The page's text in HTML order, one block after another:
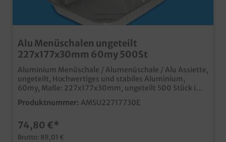
Alu Menüschalen ungeteilt
227x177x30mm 60my 500St
Aluminium Menüschale / Alumenüschale / Alu Assiette,
ungeteilt, Hochwertiges und stabiles Aluminium,
60my, Maße: 227x177x30mm, ungeteilt 500 Stück im
Karton Ideal für den Einsatz in Gastronomie, Imbiss und
Außerhaus Geschäft schnelles Verschließen (auch mit
(stapelbar) mit passendem Aluminiumdeckel oder
Klarsicht Schnappdeckel verschließbar
Produktnummer: AMSU22717730E
74,80 €*
Brutto: 89,01 €